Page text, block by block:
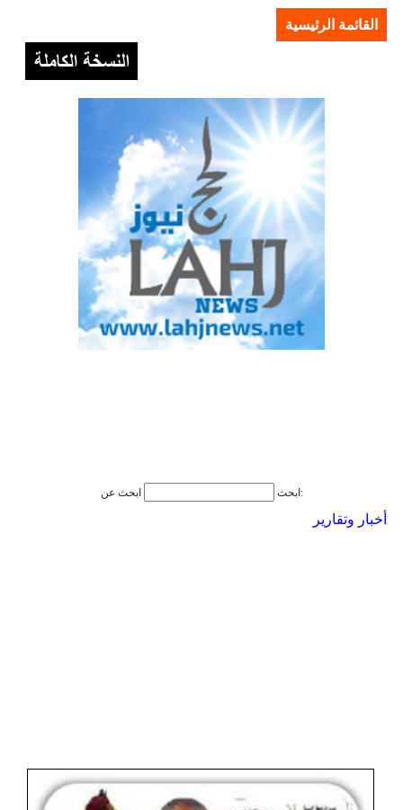
القائمة الرئيسية
ابحث ابحث عن:
أخبار وتقارير